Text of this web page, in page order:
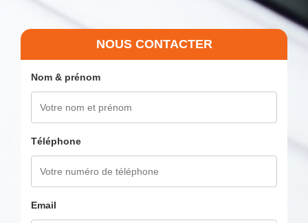
NOUS CONTACTER
Nom & prénom
Téléphone
Email